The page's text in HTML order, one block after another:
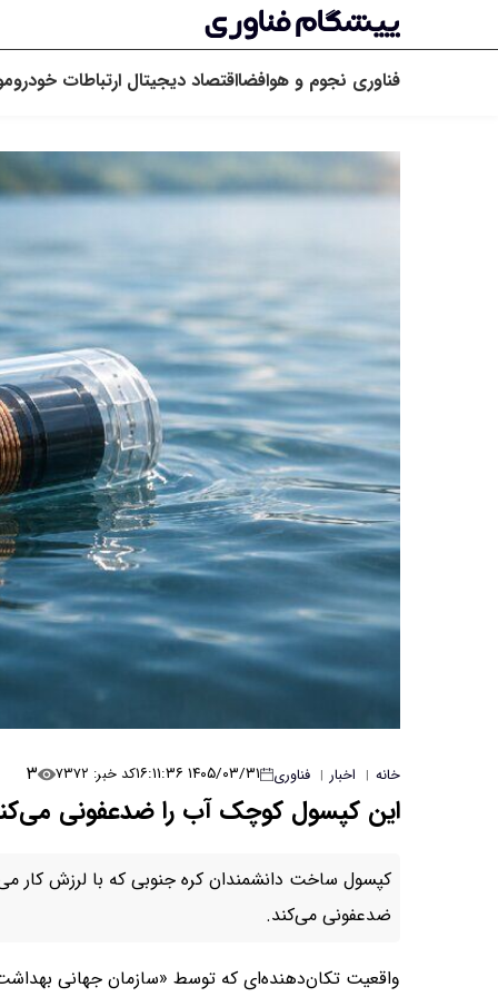
فناوری نجوم و هوافضااقتصاد دیجیتال ارتباطات خودرو
خانه | اخبار | فناوری ۱۴۰۵/۰۳/۳۱ ۱۶:۱۱:۳۶ کد خبر: ۷۳۷۲ ۳
این کپسول کوچک آب را ضدعفونی
کپسول ساخت دانشمندان کره جنوبی که با لرزش کار
ضدعفونی می‌کند.